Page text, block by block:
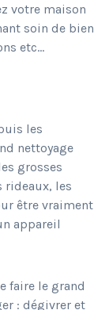
votre maison
soin de bien
etc…
les
nettoyage
grosses
rideaux, les
être vraiment
appareil
faire le grand
: dégivrer et